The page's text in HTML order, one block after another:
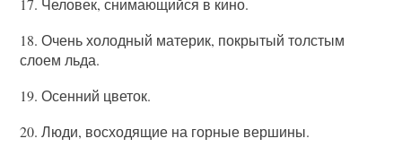
17. Человек, снимающийся в кино.
18. Очень холодный материк, покрытый толстым
слоем льда.
19. Осенний цветок.
20. Люди, восходящие на горные вершины.